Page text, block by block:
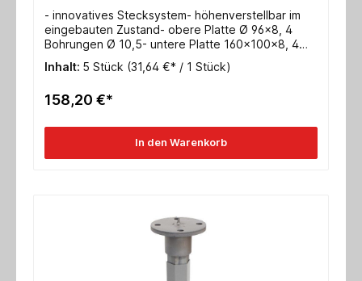
- innovatives Stecksystem- höhenverstellbar im
eingebauten Zustand- obere Platte Ø 96x8, 4
Bohrungen Ø 10,5- untere Platte 160x100x8, 4
Bohrungen Ø 13- Gewinde M24- Max.
charakteristische Tragfähigkeit Druck/Zug für
Tragfähigkeit Druck/Zug für Holz 152,0 / 50,0 kN-
Inhalt: 5 Stück (31,64 €* / 1 Stück)
158,20 €*
In den Warenkorb